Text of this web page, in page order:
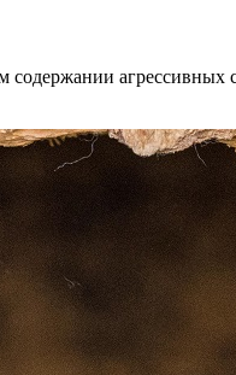
агрессивных